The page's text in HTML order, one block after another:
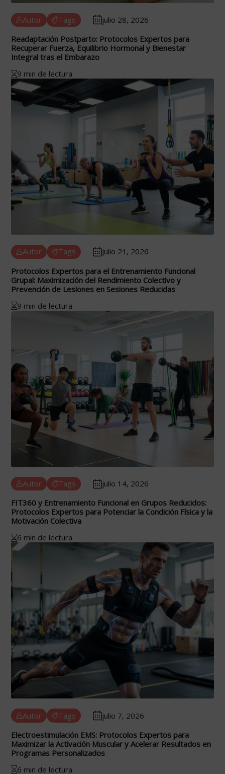
Autor Tags
julio 28, 2026
Readaptación Postparto: Protocolos Expertos para
Recuperar Fuerza, Equilibrio Hormonal y Bienestar
Integral tras el Embarazo
9 min de lectura
Autor Tags
julio 21, 2026
Protocolos Expertos para el Entrenamiento Funcional
Grupal: Maximización del Rendimiento Colectivo y
Prevención de Lesiones en Sesiones Reducidas
9 min de lectura
Autor Tags
julio 14, 2026
FIT360 y Entrenamiento Funcional en Grupos Reducidos:
Protocolos Expertos para Potenciar la Condición Física y la
Motivación Colectiva
6 min de lectura
Autor Tags
julio 7, 2026
Electroestimulación EMS: Protocolos Expertos para
Maximizar la Activación Muscular y Acelerar Resultados en
Programas Personalizados
6 min de lectura